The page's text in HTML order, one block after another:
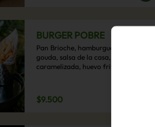
BURGER POBRE
Pan Brioche, hamburguesa, queso
gouda, salsa de la casa, cebolla
caramelizada, huevo frito, y papa
$9.500